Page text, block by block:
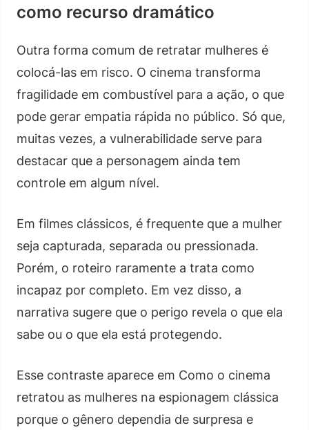
como recurso dramático
Outra forma comum de retratar mulheres é
colocá-las em risco. O cinema transforma
fragilidade em combustível para a ação, o que
pode gerar empatia rápida no público. Só que,
muitas vezes, a vulnerabilidade serve para
destacar que a personagem ainda tem
controle em algum nível.
Em filmes clássicos, é frequente que a mulher
seja capturada, separada ou pressionada.
Porém, o roteiro raramente a trata como
incapaz por completo. Em vez disso, a
narrativa sugere que o perigo revela o que ela
sabe ou o que ela está protegendo.
Esse contraste aparece em Como o cinema
retratou as mulheres na espionagem clássica
porque o gênero dependia de surpresa e